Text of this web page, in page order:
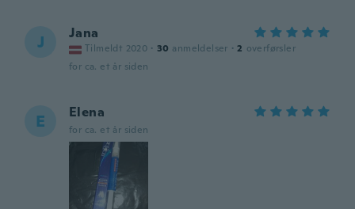
J Jana
Tilmeldt 2020 · 30 anmeldelser · 2 overførsler
for ca. et år siden
E Elena
for ca. et år siden